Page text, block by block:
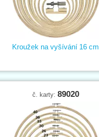
Kroužek na vyšívání 16 cm
č. karty: 89020